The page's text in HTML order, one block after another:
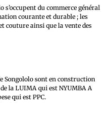
s’occupent du commerce général
courante et durable ; les
couture ainsi que la vente des
Songololo sont en construction
la LUIMA qui est NYUMBA A
qui est PPC.